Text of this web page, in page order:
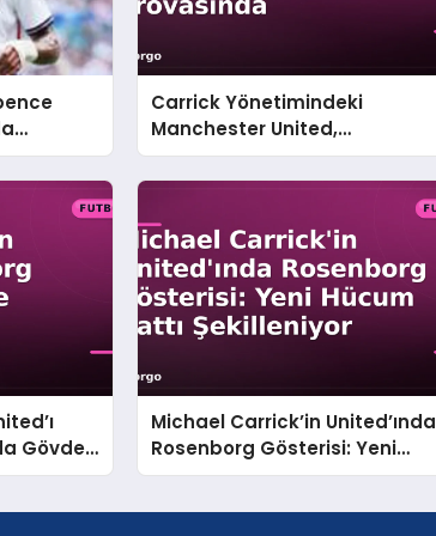
Carrick Yönetimindeki
Manchester United,
Rosenborg ile Yeni Sezon
Provasında
Gövde
Michael Carrick’in United’ında
Rosenborg Gösterisi: Yeni
Hücum Hattı Şekilleniyor